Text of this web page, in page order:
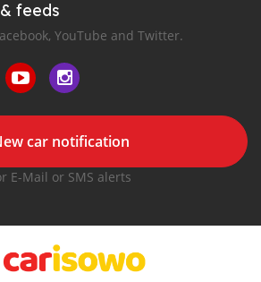
feeds
YouTube and Twitter.
car notification
E-Mail or SMS alerts